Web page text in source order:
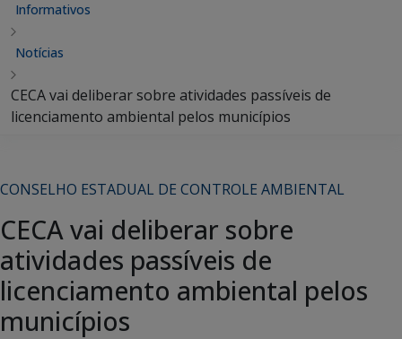
Informativos
Notícias
CECA vai deliberar sobre atividades passíveis de
licenciamento ambiental pelos municípios
CONSELHO ESTADUAL DE CONTROLE AMBIENTAL
CECA vai deliberar sobre
atividades passíveis de
licenciamento ambiental pelos
municípios